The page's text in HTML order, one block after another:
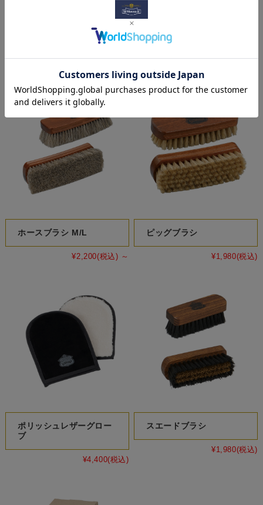
栄養クリーム塗布用の便
トブラシ
ホースブラシ M/L
¥2,200(税込) ～
ピッグブラシ
¥1,980(税込)
ポリッシュレザーグロー
ブ
¥4,400(税込)
スエードブラシ
¥1,980(税込)